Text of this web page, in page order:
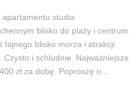
apartamentu studia
blisko do plaży i centrum.
fajnego blisko morza i atrakcji.
i schludnie. Najważniejsze
zł za dobę. Poproszę o...